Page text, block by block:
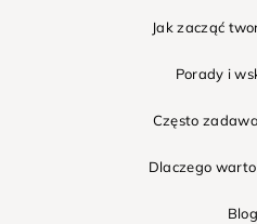
Jak zacząć
Porady i
Często
Dlaczego
Blog